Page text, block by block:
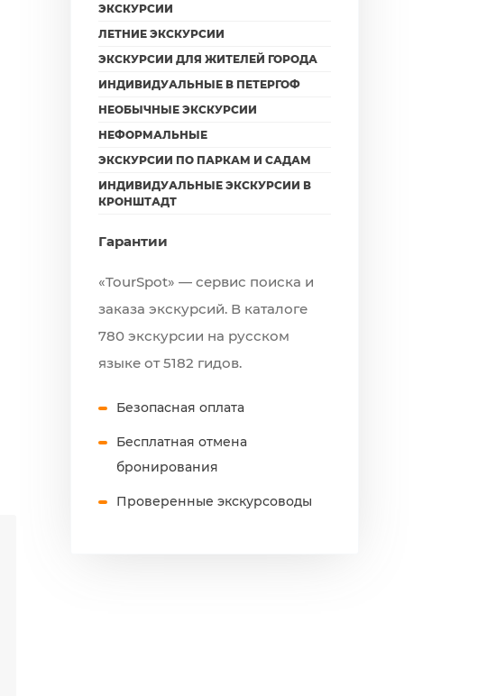
ЭКСКУРСИИ
ЛЕТНИЕ ЭКСКУРСИИ
ЭКСКУРСИИ ДЛЯ ЖИТЕЛЕЙ ГОРОДА
ИНДИВИДУАЛЬНЫЕ В ПЕТЕРГОФ
НЕОБЫЧНЫЕ ЭКСКУРСИИ
НЕФОРМАЛЬНЫЕ
ЭКСКУРСИИ ПО ПАРКАМ И САДАМ
ИНДИВИДУАЛЬНЫЕ ЭКСКУРСИИ В
КРОНШТАДТ
Гарантии
«TourSpot» — сервис поиска и
заказа экскурсий. В каталоге
780 экскурсии на русском
языке от 5182 гидов.
Безопасная оплата
Бесплатная отмена
бронирования
Проверенные экскурсоводы